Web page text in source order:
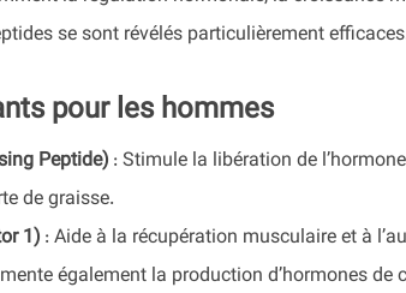
se sont révélés particulièrement
pour les hommes
Peptide): Stimule la libération de
de graisse.
1): Aide à la récupération musculaire et à
également la production d’hormones de